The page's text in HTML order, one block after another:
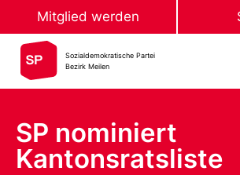
Mitglied werden
Sozialdemokratische Partei
Bezirk Meilen
SP nominiert
Kantonsratsliste